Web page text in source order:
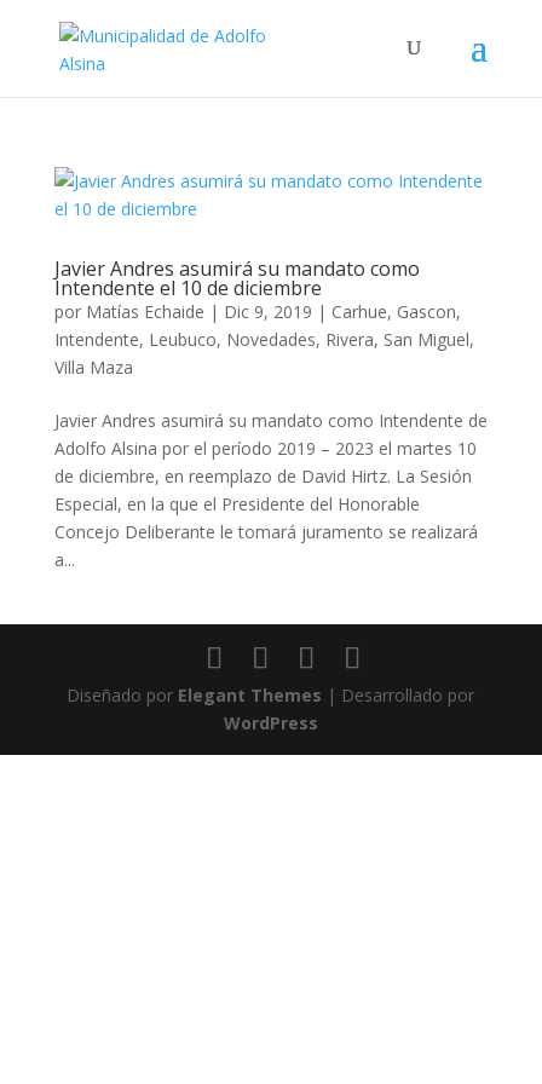
Javier Andres asumirá su mandato como
Intendente el 10 de diciembre
por Matías Echaide | Dic 9, 2019 | Carhue, Gascon,
Intendente, Leubuco, Novedades, Rivera, San Miguel,
Villa Maza
Javier Andres asumirá su mandato como Intendente de
Adolfo Alsina por el período 2019 – 2023 el martes 10
de diciembre, en reemplazo de David Hirtz. La Sesión
Especial, en la que el Presidente del Honorable
Concejo Deliberante le tomará juramento se realizará
a...
Diseñado por Elegant Themes | Desarrollado por
WordPress